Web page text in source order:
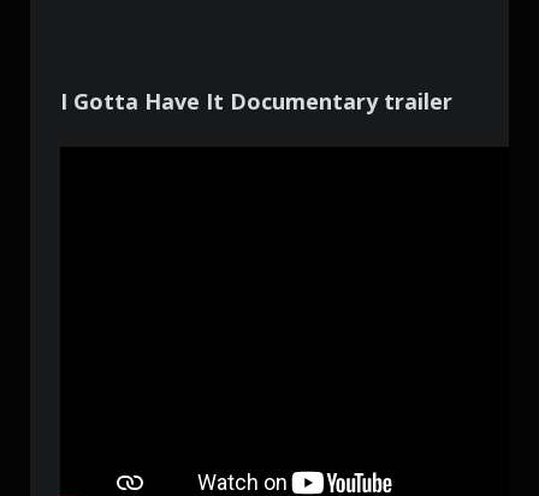
I Gotta Have It Documentary trailer